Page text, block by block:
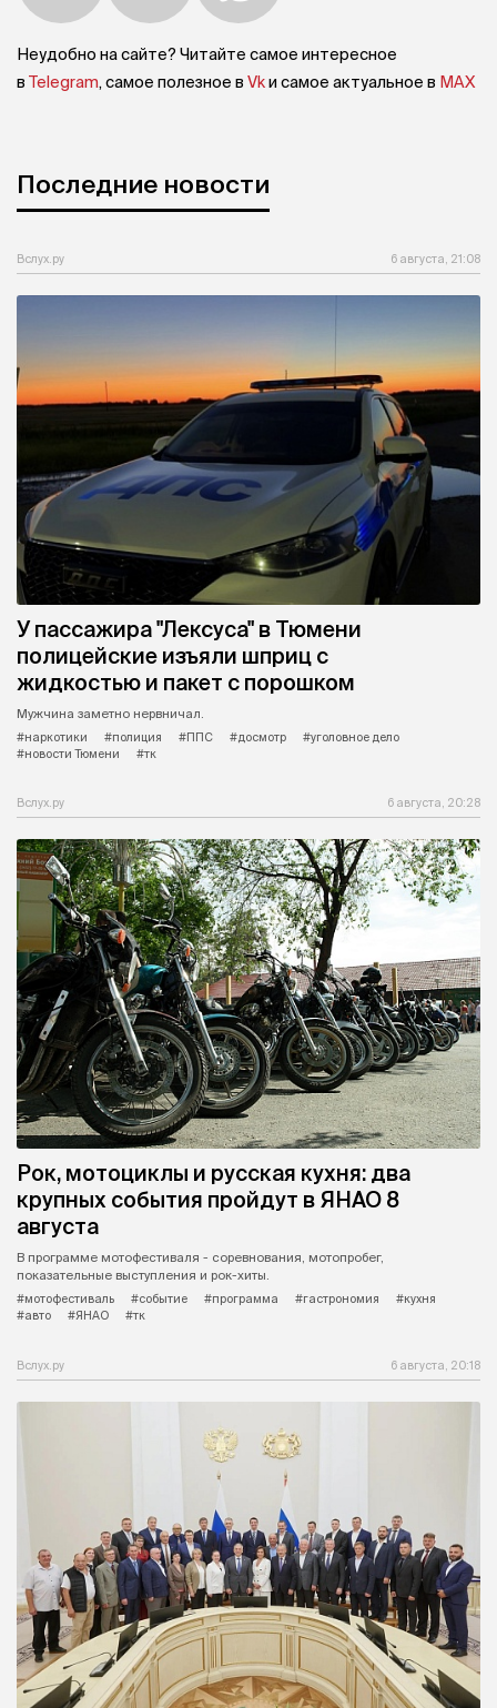
Неудобно на сайте? Читайте самое интересное
в Telegram, самое полезное в Vkи самое актуальное в MAX
Последние новости
Вслух.ру 6 августа, 21:08
У пассажира "Лексуса" в Тюмени
полицейские изъяли шприц с
жидкостью и пакет с порошком
Мужчина заметно нервничал.
#наркотики
#полиция #ППС #досмотр
#уголовное дело
#новости Тюмени
#тк
Вслух.ру 6 августа, 20:28
Рок, мотоциклы и русская кухня: два
крупных события пройдут в ЯНАО 8
августа
В программе мотофестиваля - соревнования, мотопробег,
показательные выступления и рок-хиты.
#мотофестиваль
#событие #программа #гастрономия
#кухня
#авто
#ЯНАО #тк
Вслух.ру 6 августа, 20:18